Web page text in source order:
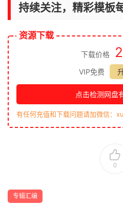
持续关注，精彩模板
资源下载
下载价格
VIP免费
点击检测网盘
有任何充值和下载问题请加微信：
0
专辑汇编